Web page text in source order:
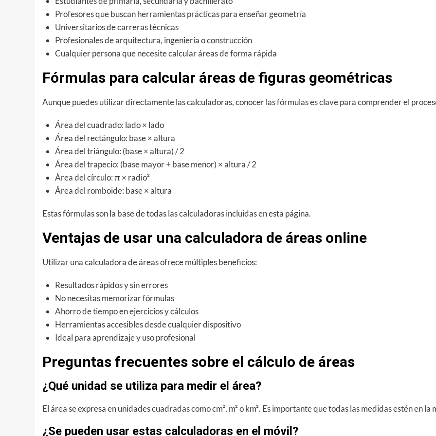
Profesores que buscan herramientas prácticas para enseñar geometría
Universitarios de carreras técnicas
Profesionales de arquitectura, ingeniería o construcción
Cualquier persona que necesite calcular áreas de forma rápida
Fórmulas para calcular áreas de figuras geométricas
Aunque puedes utilizar directamente las calculadoras, conocer las fórmulas es clave para comprender el
Área del cuadrado: lado × lado
Área del rectángulo: base × altura
Área del triángulo: (base × altura) / 2
Área del trapecio: (base mayor + base menor) × altura / 2
Área del círculo: π × radio²
Área del romboide: base × altura
Estas fórmulas son la base de todas las calculadoras incluidas en esta página.
Ventajas de usar una calculadora de áreas online
Utilizar una calculadora de áreas ofrece múltiples beneficios:
Resultados rápidos y sin errores
No necesitas memorizar fórmulas
Ahorro de tiempo en ejercicios y cálculos
Herramientas accesibles desde cualquier dispositivo
Ideal para aprendizaje y uso profesional
Preguntas frecuentes sobre el cálculo de áreas
¿Qué unidad se utiliza para medir el área?
El área se expresa en unidades cuadradas como cm², m² o km². Es importante que todas las medidas estén en
¿Se pueden usar estas calculadoras en el móvil?